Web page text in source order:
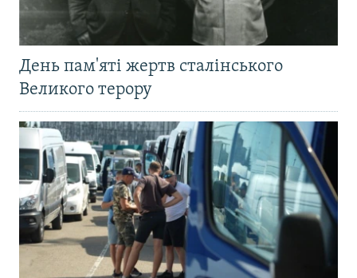
День пам'яті жертв сталінського
Великого терору